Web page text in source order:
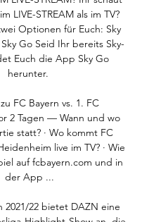
LIVE-STREAM als im TV?
Optionen für Euch: Sky
Go Seid Ihr bereits Sky-
Euch die App Sky Go
herunter.
FC Bayern vs. 1. FC
2 Tagen — Wann und wo
statt? · Wo kommt FC
live im TV? · Wie
auf fcbayern.com und in
der App ...
2021/22 bietet DAZN eine